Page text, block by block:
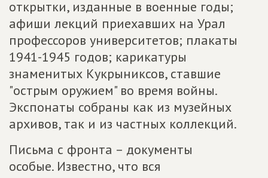
открытки, изданные в военные годы;
афиши лекций приехавших на Урал
профессоров университетов; плакаты
1941-1945 годов; карикатуры
знаменитых Кукрыниксов, ставшие
"острым оружием" во время войны.
Экспонаты собраны как из музейных
архивов, так и из частных коллекций.
Письма с фронта – документы
особые. Известно, что вся